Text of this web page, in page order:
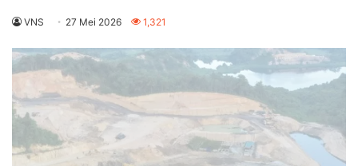
VNS 27 Mei 2026 1,321